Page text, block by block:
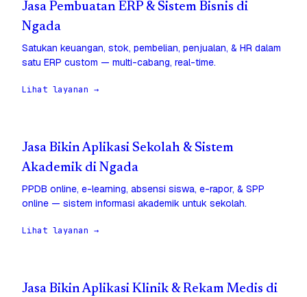
Jasa Pembuatan ERP & Sistem Bisnis di
Ngada
Satukan keuangan, stok, pembelian, penjualan, & HR dalam
satu ERP custom — multi-cabang, real-time.
Lihat layanan →
Jasa Bikin Aplikasi Sekolah & Sistem
Akademik di Ngada
PPDB online, e-learning, absensi siswa, e-rapor, & SPP
online — sistem informasi akademik untuk sekolah.
Lihat layanan →
Jasa Bikin Aplikasi Klinik & Rekam Medis di